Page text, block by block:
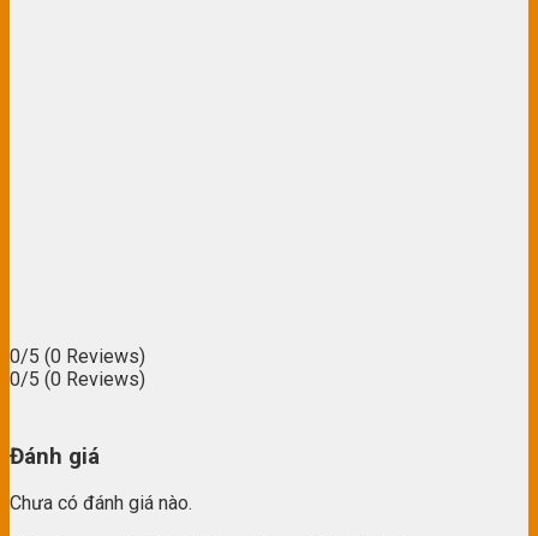
0/5 (0 Reviews)
0/5 (0 Reviews)
Đánh giá
Chưa có đánh giá nào.